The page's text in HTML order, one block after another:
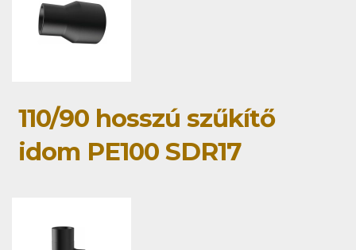
110/90 hosszú szűkítő
idom PE100 SDR17